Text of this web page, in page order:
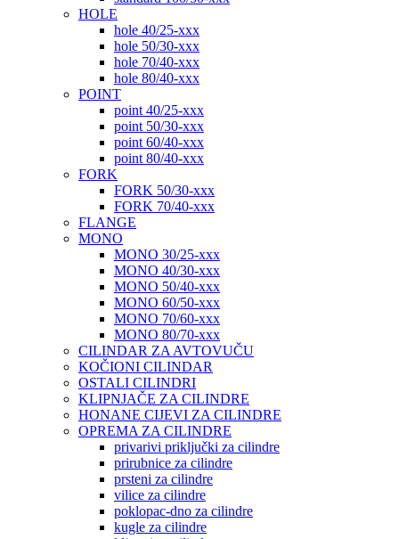
HOLE
hole 40/25-xxx
hole 50/30-xxx
hole 70/40-xxx
hole 80/40-xxx
POINT
point 40/25-xxx
point 50/30-xxx
point 60/40-xxx
point 80/40-xxx
FORK
FORK 50/30-xxx
FORK 70/40-xxx
FLANGE
MONO
MONO 30/25-xxx
MONO 40/30-xxx
MONO 50/40-xxx
MONO 60/50-xxx
MONO 70/60-xxx
MONO 80/70-xxx
CILINDAR ZA AVTOVUČU
KOČIONI CILINDAR
OSTALI CILINDRI
KLIPNJAČE ZA CILINDRE
HONANE CIJEVI ZA CILINDRE
OPREMA ZA CILINDRE
privarivi priključki za cilindre
prirubnice za cilindre
prsteni za cilindre
vilice za cilindre
poklopac-dno za cilindre
kugle za cilindre